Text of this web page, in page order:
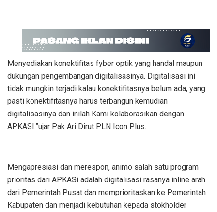
Menyediakan konektifitas fyber optik yang handal maupun
dukungan pengembangan digitalisasinya. Digitalisasi ini
tidak mungkin terjadi kalau konektifitasnya belum ada, yang
pasti konektifitasnya harus terbangun kemudian
digitalisasinya dan inilah Kami kolaborasikan dengan
APKASI.”ujar Pak Ari Dirut PLN Icon Plus.
Mengapresiasi dan merespon, animo salah satu program
prioritas dari APKASi adalah digitalisasi rasanya inline arah
dari Pemerintah Pusat dan memprioritaskan ke Pemerintah
Kabupaten dan menjadi kebutuhan kepada stokholder